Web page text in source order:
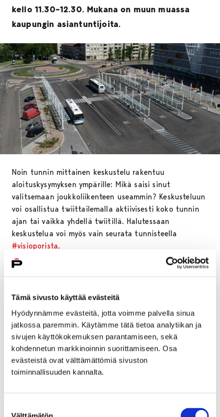
Tämä sivusto käyttää evästeitä
Hyödynnämme evästeitä, jotta voimme palvella sinua
jatkossa paremmin. Käytämme tätä tietoa analytiikan ja
sivujen käyttökokemuksen parantamiseen, sekä
kohdennetun markkinoinnin suorittamiseen. Osa
evästeistä ovat välttämättömiä sivuston
toiminnallisuuden kannalta.
kello 11.30–12.30. Mukana on muun muassa
kaupungin asiantuntijoita.
Noin tunnin mittainen keskustelu rakentuu
aloituskysymyksen ympärille: Mikä saisi sinut
valitsemaan joukkoliikenteen useammin? Keskusteluun
voi osallistua twiittailemalla aktiivisesti koko tunnin
ajan tai vaikka yhdellä twiitillä. Halutessaan
keskustelua voi myös vain seurata tunnisteella
#visioporista.
– Upea määrä ihmisiä on jo vastannut kyselyyn. Jotta
sopiva lippu löytyisi jokaiselle, innostuimme
lippujen kehittämiseen Twitter-keskustelulla, sanoo
suunnittelijaMerika Lanne.
Käynnissä oleva kyselyja Twitter-keskustelu liittyvät
joukkoliikenteen lipputuotevalikoiman uudistukseen,
jonka on määrä astua voimaan 1. heinäkuuta 2020
alkaen. Kyselyyn voi vastata 12. syyskuuta saakka.